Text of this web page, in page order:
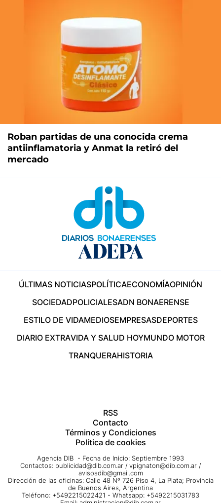
Roban partidas de una conocida crema
antiinflamatoria y Anmat la retiró del
mercado
ÚLTIMAS NOTICIASPOLÍTICAECONOMÍAOPINIÓN
SOCIEDADPOLICIALESADN BONAERENSE
ESTILO DE VIDAMEDIOSEMPRESASDEPORTES
DIARIO EXTRAVIDA Y SALUD HOYMUNDO MOTOR
TRANQUERAHISTORIA
RSS
Contacto
Términos y Condiciones
Política de cookies
Agencia DIB - Fecha de Inicio: Septiembre 1993
Contactos: publicidad@dib.com.ar / vpignaton@dib.com.ar /
avisosdib@gmail.com
Dirección de las oficinas: Calle 48 Nº 726 Piso 4, La Plata; Provincia
de Buenos Aires, Argentina
Teléfono: +5492215022421 - Whatsapp: +5492215031783